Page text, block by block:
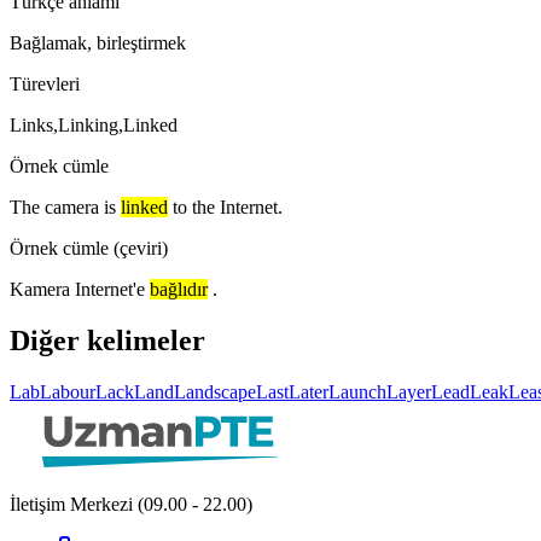
Bağlamak, birleştirmek
Türevleri
Links,Linking,Linked
Örnek cümle
The camera is linked to the Internet.
Örnek cümle (çeviri)
Kamera Internet'e bağlıdır .
Diğer kelimeler
LabLabourLackLandLandscapeLastLaterLaunchLayerLeadLeak
İletişim Merkezi (09.00 - 22.00)